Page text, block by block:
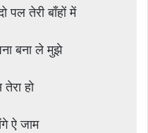
पल तेरी बाँहों में
बना ले मुझे
हो
ऐ जाम